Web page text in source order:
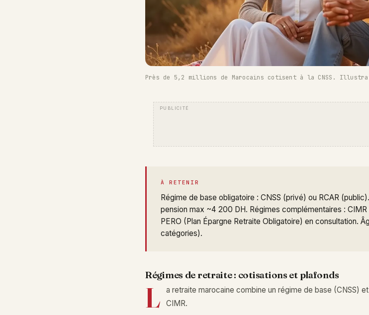
Près de 5,2 millions de Marocains cotisent à la CNSS.
À RETENIR
Régime de base obligatoire : CNSS (privé) ou RCAR
pension max ~4 200 DH. Régimes complémentaires :
PERO (Plan Épargne Retraite Obligatoire) en consultation.
catégories).
Régimes de retraite : cotisations et plafonds
L
a retraite marocaine combine un régime de base (CNSS)
CIMR.